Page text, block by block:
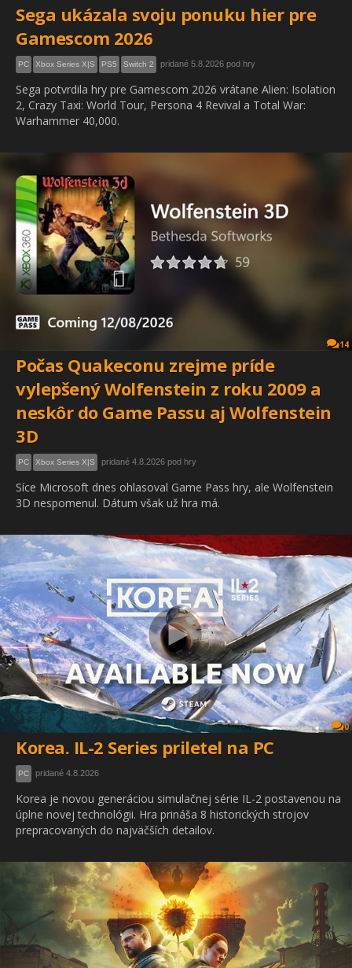
Sega ukázala svoju ponuku hier pre
Gamescom 2026
PC Xbox Series X|S PS5 Switch 2 pridané 5.8.2026 pod hry
Sega potvrdila hry pre Gamescom 2026 vrátane Alien: Isolation
2, Crazy Taxi: World Tour, Persona 4 Revival a Total War:
Warhammer 40,000.
14
Počas Quakeconu zrejme príde
vylepšený Wolfenstein z roku 2009 a
neskôr do Game Passu aj Wolfenstein
3D
PC Xbox Series X|S pridané 4.8.2026 pod hry
Síce Microsoft dnes ohlasoval Game Pass hry, ale Wolfenstein
3D nespomenul. Dátum však už hra má.
0
Korea. IL-2 Series priletel na PC
PC pridané 4.8.2026
Korea je novou generáciou simulačnej série IL-2 postavenou na
úplne novej technológii. Hra prináša 8 historických strojov
prepracovaných do najväčších detailov.